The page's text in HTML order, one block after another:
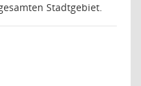
Stadtgebiet.